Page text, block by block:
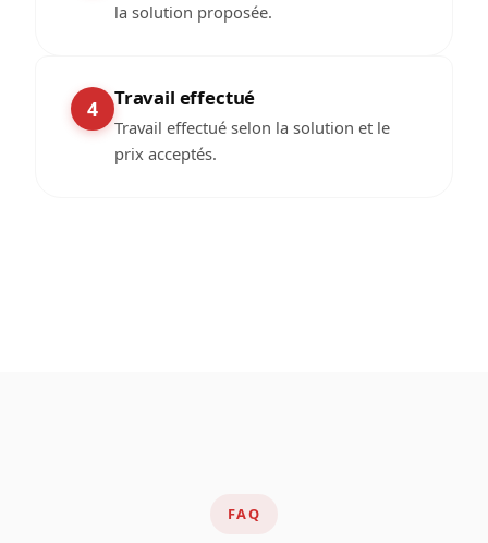
la solution proposée.
4 Travail effectué
Travail effectué selon la solution et le
prix acceptés.
FAQ